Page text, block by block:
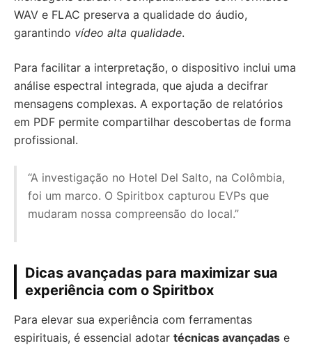
WAV e FLAC preserva a qualidade do áudio,
garantindo vídeo alta qualidade.
Para facilitar a interpretação, o dispositivo inclui uma
análise espectral integrada, que ajuda a decifrar
mensagens complexas. A exportação de relatórios
em PDF permite compartilhar descobertas de forma
profissional.
“A investigação no Hotel Del Salto, na Colômbia,
foi um marco. O Spiritbox capturou EVPs que
mudaram nossa compreensão do local.”
Dicas avançadas para maximizar sua
experiência com o Spiritbox
Para elevar sua experiência com ferramentas
espirituais, é essencial adotar técnicas avançadas e